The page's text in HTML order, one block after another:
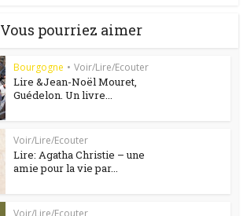
Vous pourriez aimer
Bourgogne • Voir/Lire/Ecouter
Lire &Jean-Noël Mouret,
Guédelon. Un livre...
Voir/Lire/Ecouter
Lire: Agatha Christie – une
amie pour la vie par...
Voir/Lire/Ecouter